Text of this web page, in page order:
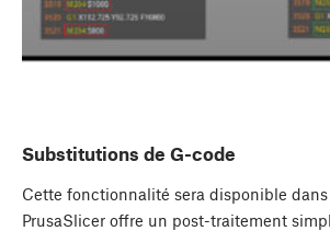
Substitutions de G-code
Cette fonctionnalité sera disponible dans
PrusaSlicer offre un post-traitement